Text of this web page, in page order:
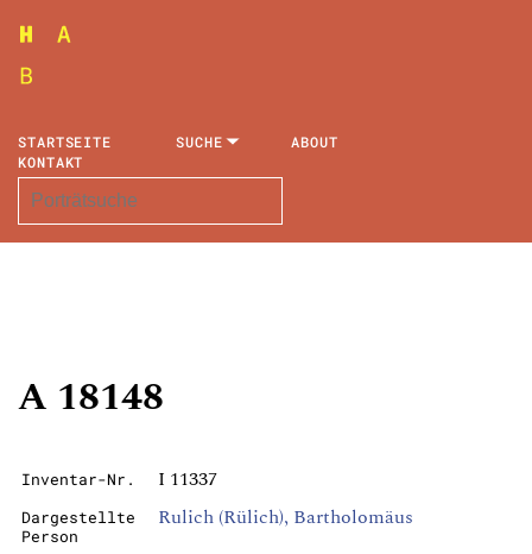
STARTSEITE SUCHE
ABOUT
KONTAKT
A 18148
Inventar-Nr. I 11337
Dargestellte
Person
Rulich (Rülich), Bartholomäus